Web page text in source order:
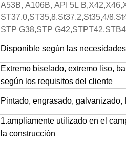
A53B, A106B, API 5L
ST37,0,ST35,8,St37,2,St35,4/
STP G38,STP
Disponible según las
Extremo biselado, extremo liso,
según los requisitos del cliente
Pintado, engrasado, galvanizado,
1.ampliamente utilizado en el
la construcción